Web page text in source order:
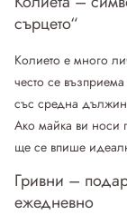
сърцето“
Колието е много
често се
със средна
Ако майка ви носи
ще се впише
Гривни –
ежедневно